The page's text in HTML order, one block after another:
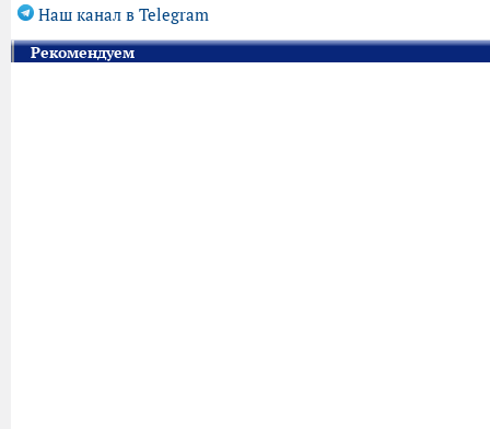
Наш канал в Telegram
Рекомендуем